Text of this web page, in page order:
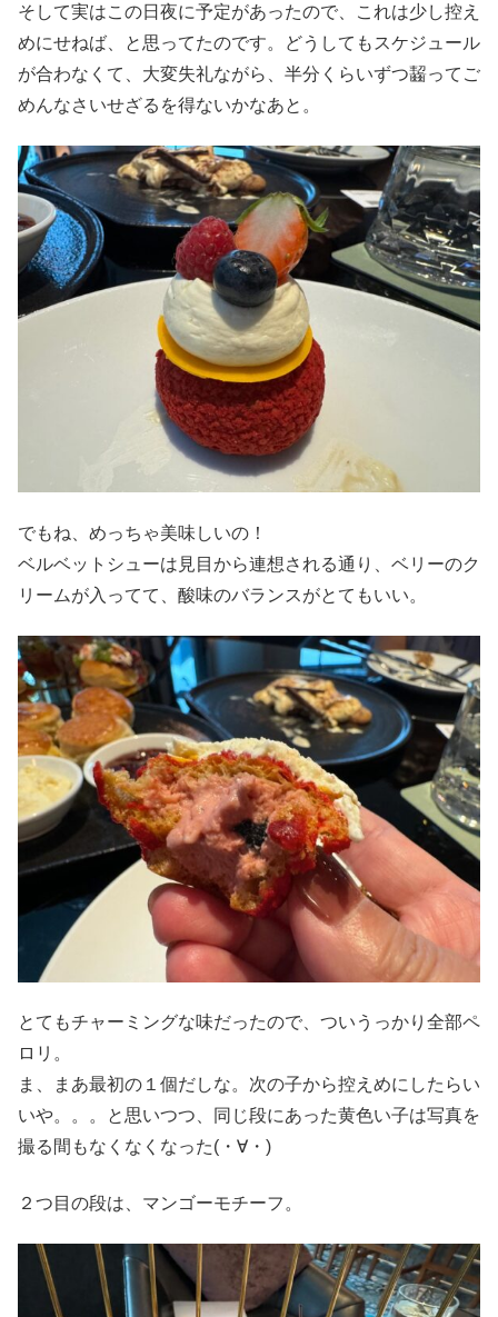
そして実はこの日夜に予定があったので、これは少し控え
めにせねば、と思ってたのです。どうしてもスケジュール
が合わなくて、大変失礼ながら、半分くらいずつ齧ってご
めんなさいせざるを得ないかなあと。
でもね、めっちゃ美味しいの！
ベルベットシューは見目から連想される通り、ベリーのク
リームが入ってて、酸味のバランスがとてもいい。
とてもチャーミングな味だったので、ついうっかり全部ペ
ロリ。
ま、まあ最初の１個だしな。次の子から控えめにしたらい
いや。。。と思いつつ、同じ段にあった黄色い子は写真を
撮る間もなくなくなった(・∀・)
２つ目の段は、マンゴーモチーフ。